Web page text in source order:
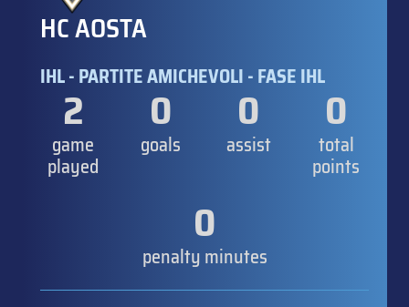
HC AOSTA
IHL - PARTITE AMICHEVOLI - FASE IHL
2
game
played
0
goals
0
assist
0
total
points
0
penalty minutes